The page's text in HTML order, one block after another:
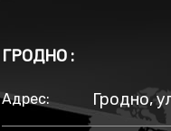
ГРОДНО :
Адрес: Гродно,